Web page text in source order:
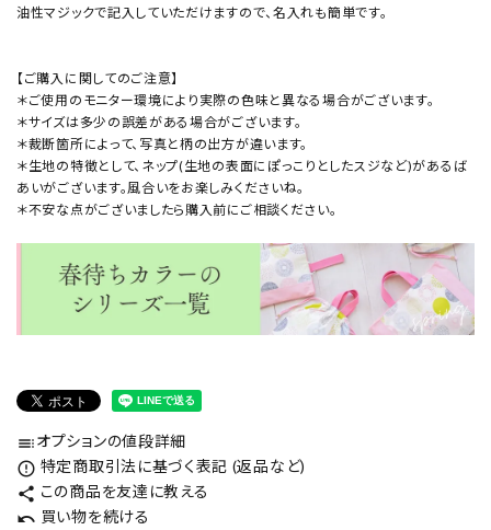
油性マジックで記入していただけますので、名入れも簡単です。
【ご購入に関してのご注意】
＊ご使用のモニター環境により実際の色味と異なる場合がございます。
＊サイズは多少の誤差がある場合がございます。
＊裁断箇所によって、写真と柄の出方が違います。
＊生地の特徴として、ネップ(生地の表面にぽっこりとしたスジなど)があるば
あいがございます。風合いをお楽しみくださいね。
＊不安な点がございましたら購入前にご相談ください。
tocオプションの値段詳細
error_outline 特定商取引法に基づく表記 (返品など)
share この商品を友達に教える
undo 買い物を続ける